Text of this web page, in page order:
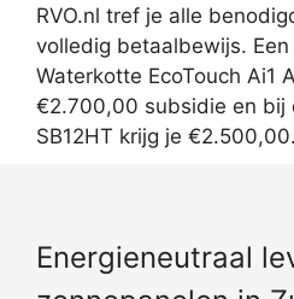
RVO.nl tref je alle
volledig betaalbewijs.
Waterkotte EcoTouch Ai1
€2.700,00 subsidie en bij
SB12HT krijg je €2.500,00.
Energieneutraal